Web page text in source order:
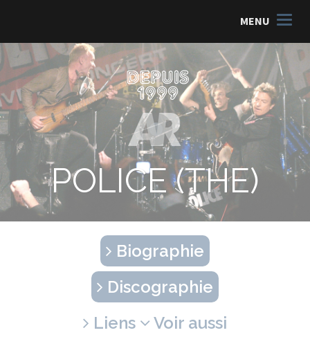
MENU
POLICE (THE)
Biographie
Discographie
Liens
Voir aussi